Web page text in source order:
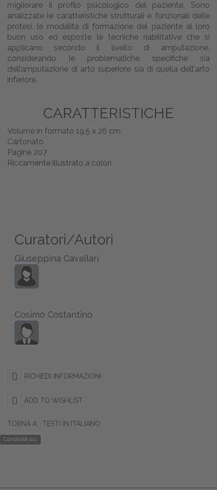
migliorare il profilo psicologico del paziente. Sono
analizzate le caratteristiche strutturali e funzionali delle
protesi, le modalità di formazione del paziente al loro
buon uso ed esposte le tecniche riabilitative che si
applicano secondo il livello di amputazione,
considerando le problematiche specifiche sia
dell’amputazione di arto superiore sia di quella dell'arto
inferiore.
CARATTERISTICHE
Volume in formato 19,5 x 26 cm
Cartonato
Pagine 207
Riccamente illustrato a colori
Curatori/Autori
Giuseppina Cavallari
Cosimo Costantino
RICHIEDI INFORMAZIONI
ADD TO WISHLIST
TORNA A: TESTI IN ITALIANO
Condividi su: